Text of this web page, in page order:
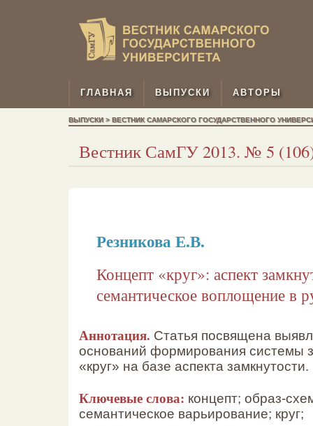
ГЛАВНАЯ ВЫПУСКИ АВТОРЫ
ВЫПУСКИ > ВЕСТНИК САМАРСКОГО ГОСУДАРСТВЕННОГО
Вестник СамГУ 2013. № 5
Резникова Е.В.
Концепт «круг»: аспект
семантическое воплощение в
Аннотация. Статья посвящена
оснований формирования системы
«круг» на базе аспекта замкнутости.
Ключевые слова: концепт; образ-
семантическое варьирование; круг;